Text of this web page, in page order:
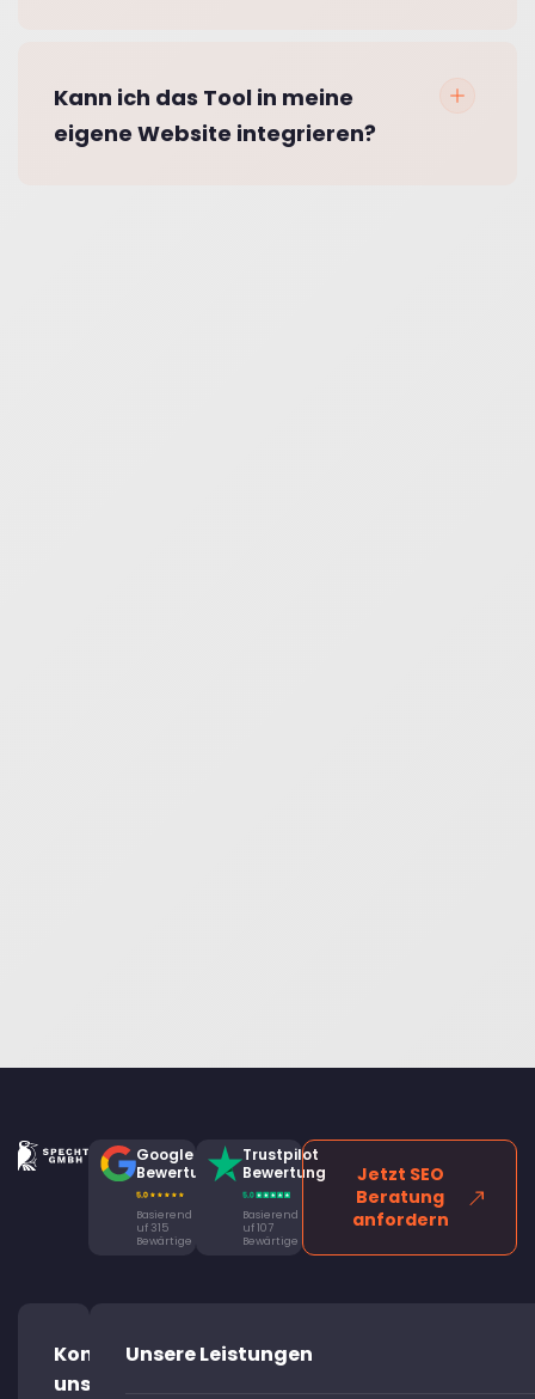
Kann ich das Tool in meine
eigene Website integrieren?
Google
Bewertung
Basierend
uf 315
Bewärtige
Trustpilot
Bewertung
Basierend
uf 107
Bewärtige
Jetzt SEO
Beratung
anfordern
Kontaktiere
uns!
Unsere Leistungen